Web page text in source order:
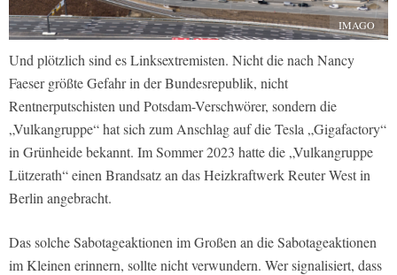
IMAGO
Und plötzlich sind es Linksextremisten. Nicht die nach Nancy
Faeser größte Gefahr in der Bundesrepublik, nicht
Rentnerputschisten und Potsdam-Verschwörer, sondern die
„Vulkangruppe“ hat sich zum Anschlag auf die Tesla „Gigafactory“
in Grünheide bekannt. Im Sommer 2023 hatte die „Vulkangruppe
Lützerath“ einen Brandsatz an das Heizkraftwerk Reuter West in
Berlin angebracht.
Das solche Sabotageaktionen im Großen an die Sabotageaktionen
im Kleinen erinnern, sollte nicht verwundern. Wer signalisiert, dass